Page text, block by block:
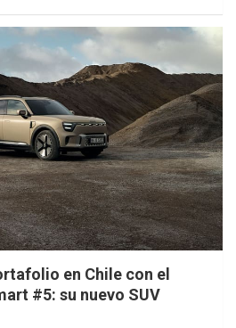
en Chile con el
#5: su nuevo SUV